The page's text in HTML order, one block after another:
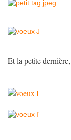
Et la petite